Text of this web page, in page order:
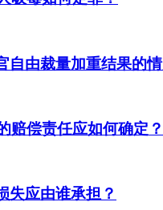
自由裁量加重结果的
赔偿责任应如何确定？
失应由谁承担？